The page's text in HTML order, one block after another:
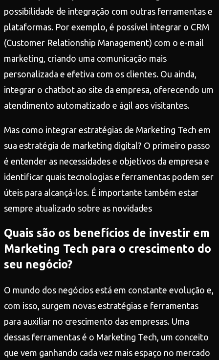
possibilidade de integração com outras ferramentas e
plataformas. Por exemplo, é possível integrar o CRM
(Customer Relationship Management) com o e-mail
marketing, criando uma comunicação mais
personalizada e efetiva com os clientes. Ou ainda,
integrar o chatbot ao site da empresa, oferecendo um
atendimento automatizado e ágil aos visitantes.
Mas como integrar estratégias de Marketing Tech em
sua estratégia de marketing digital? O primeiro passo
é entender as necessidades e objetivos da empresa e
identificar quais tecnologias e ferramentas podem ser
úteis para alcançá-los. É importante também estar
sempre atualizado sobre as novidades
Quais são os benefícios de investir em
Marketing Tech para o crescimento do
seu negócio?
O mundo dos negócios está em constante evolução e,
com isso, surgem novas estratégias e ferramentas
para auxiliar no crescimento das empresas. Uma
dessas ferramentas é o Marketing Tech, um conceito
que vem ganhando cada vez mais espaço no mercado